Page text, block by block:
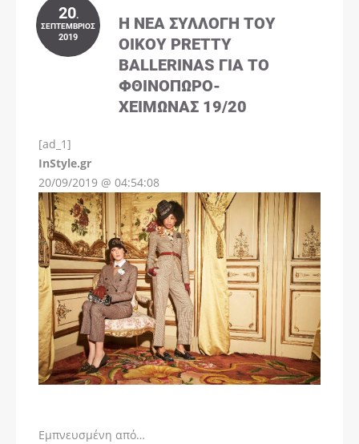
20.
ΣΕΠΤΈΜΒΡΙΟΣ
2019
Η ΝΈΑ ΣΥΛΛΟΓΉ ΤΟΥ
ΟΊΚΟΥ PRETTY
BALLERINAS ΓΙΑ ΤΟ
ΦΘΙΝΌΠΩΡΟ-
ΧΕΙΜΏΝΑΣ 19/20
[ad_1]
InStyle.gr
20/09/2019 @ 04:54:08
Εμπνευσμένη από…